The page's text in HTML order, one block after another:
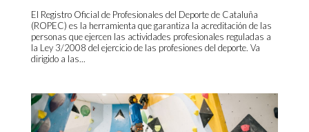
El Registro Oficial de Profesionales del Deporte de Cataluña
(ROPEC) es la herramienta que garantiza la acreditación de las
personas que ejercen las actividades profesionales reguladas a
la Ley 3/2008 del ejercicio de las profesiones del deporte. Va
dirigido a las...